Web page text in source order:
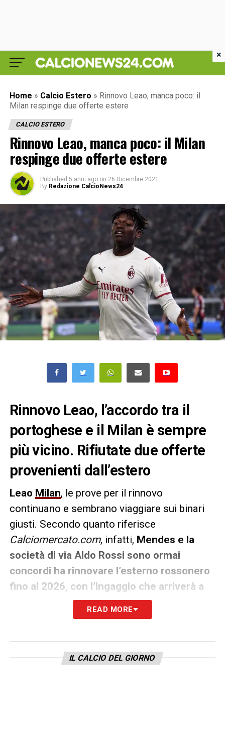
Home » Calcio Estero » Rinnovo Leao, manca poco: il
Milan respinge due offerte estere
CALCIO ESTERO
Rinnovo Leao, manca poco: il Milan
respinge due offerte estere
Published 5 anni ago on 26 Dicembre 2021
By Redazione CalcioNews24
Rinnovo Leao, l’accordo tra il
portoghese e il Milan è sempre
più vicino. Rifiutate due offerte
provenienti dall’estero
Leao Milan, le prove per il rinnovo
continuano e sembrano viaggiare sui binari
giusti. Secondo quanto riferisce
Calciomercato.com, infatti, Mendes e la
società di via Aldo Rossi sono ormai
concordi ha rinnovare l’esterno rossonero
fino al 2026, con l’ingaggio che arriverà a
sfiorare i 4 milioni di euro.
due offerte al mittente per Leao. Una dalla
Germania (ipoteticamente il Borussia
READ MORE
IL CALCIO DEL GIORNO
×